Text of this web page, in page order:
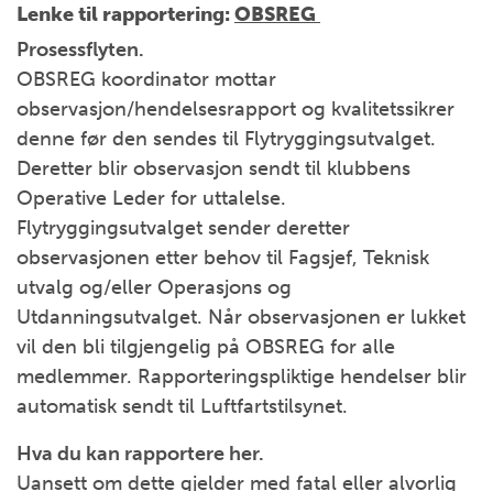
Lenke til rapportering:OBSREG
Prosessflyten.
OBSREG koordinator mottar
observasjon/hendelsesrapport og kvalitetssikrer
denne før den sendes til Flytryggingsutvalget.
Deretter blir observasjon sendt til klubbens
Operative Leder for uttalelse.
Flytryggingsutvalget sender deretter
observasjonen etter behov til Fagsjef, Teknisk
utvalg og/eller Operasjons og
Utdanningsutvalget. Når observasjonen er lukket
vil den bli tilgjengelig på OBSREG for alle
medlemmer. Rapporteringspliktige hendelser blir
automatisk sendt til Luftfartstilsynet.
Hva du kan rapportere her.
Uansett om dette gjelder med fatal eller alvorlig